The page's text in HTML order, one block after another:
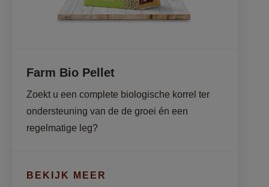
Farm Bio Pellet
Zoekt u een complete biologische korrel ter
ondersteuning van de de groei én een
regelmatige leg?
BEKIJK MEER